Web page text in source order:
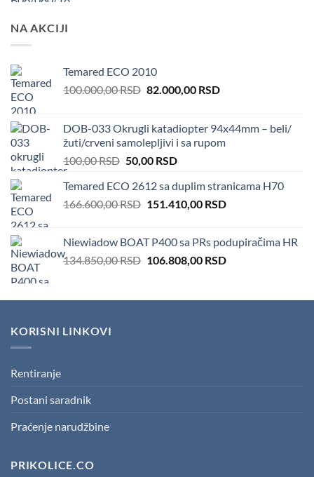
NA AKCIJI
Temared ECO 2010
100.000,00RSD Original
100.000,00 RSD.
82.000,00 RSDCurrent
82.000,00 RSD.
DOB-033 Okrugli katadiopter 94x44mm – beli/
žuti/crveni samolepljivi i sa rupom
100,00RSD Original
was:
100,00 RSD.
50,00 RSDCurrent
is:
50,00 RSD.
Temared ECO 2612 sa duplim stranicama H70
166.600,00RSD Original
166.600,00 RSD.
151.410,00 RSDCurrent
151.410,00 RSD.
Niewiadow BOAT P400 sa PRs podupiračima HR
134.850,00RSD Original
134.850,00 RSD.
106.808,00 RSDCurrent
106.808,00 RSD.
KORISNI LINKOVI
Rentiranje
Postani saradnik
Praćenje narudžbine
PRIKOLICE.CO